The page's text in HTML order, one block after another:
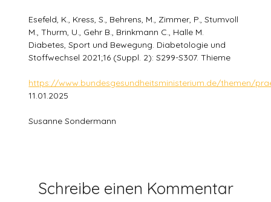
Esefeld, K., Kress, S., Behrens, M., Zimmer, P., Stumvoll
M., Thurm, U., Gehr B., Brinkmann C., Halle M.
Diabetes, Sport und Bewegung. Diabetologie und
Stoffwechsel 2021;16 (Suppl. 2): S299-S307. Thieme
https://www.bundesgesundheitsministerium.de/themen/
11.01.2025
Susanne Sondermann
Schreibe einen Kommentar